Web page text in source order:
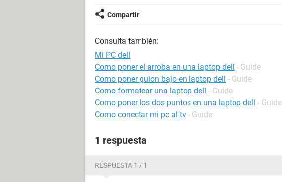
Compartir
Consulta también:
Mi PC dell
Como poner el arroba en una laptop dell - Guide
Como poner guion bajo en laptop dell - Guide
Como formatear una laptop dell - Guide
Como poner los dos puntos en una laptop dell - Guide
Como conectar mi pc al tv - Guide
1 respuesta
RESPUESTA 1 / 1